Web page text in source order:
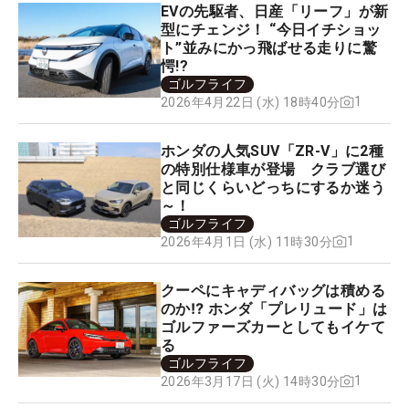
EVの先駆者、日産「リーフ」が新
型にチェンジ！ “今日イチショッ
ト”並みにかっ飛ばせる走りに驚
愕!?
ゴルフライフ
2026年4月22日 (水) 18時40分
1
ホンダの人気SUV「ZR-V」に2種
の特別仕様車が登場 クラブ選び
と同じくらいどっちにするか迷う
～！
ゴルフライフ
2026年4月1日 (水) 11時30分
1
クーペにキャディバッグは積める
のか⁉ ホンダ「プレリュード」は
ゴルファーズカーとしてもイケて
る
ゴルフライフ
2026年3月17日 (火) 14時30分
1